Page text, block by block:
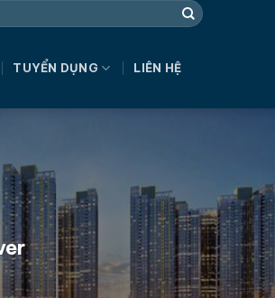
TUYỂN DỤNG LIÊN HỆ